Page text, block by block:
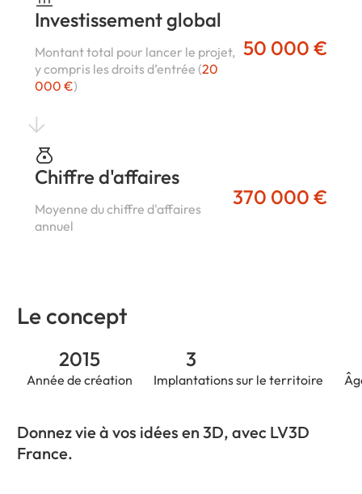
Investissement global
Montant total pour lancer le projet,
y compris les droits d’entrée (20
000 €)
50 000 €
Chiffre d'affaires
Moyenne du chiffre d'affaires
annuel
370 000 €
Le concept
Année de création
2015
Implantations sur le territoire
3
Donnez vie à vos idées en 3D, avec LV3D
France.